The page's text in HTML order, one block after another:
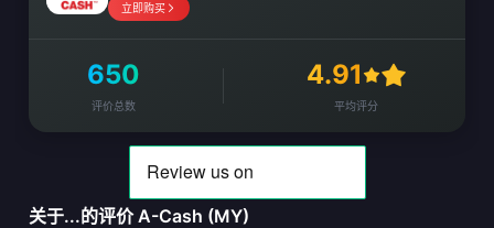
立即购买
650
评价总数
4.91
平均评分
关于...的评价 A-Cash (MY)